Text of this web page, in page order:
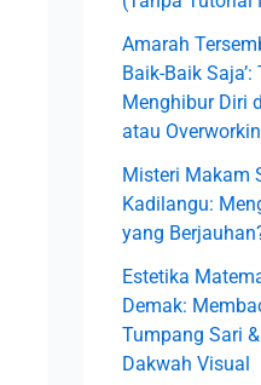
:
Amarah
Baik-Baik
Menghibur Diri
atau
Misteri Makam
Kadilangu:
yang
Estetika
Demak:
Tumpang Sari
Dakwah Visual